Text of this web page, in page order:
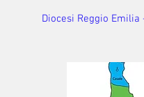
Diocesi Reggio Emilia